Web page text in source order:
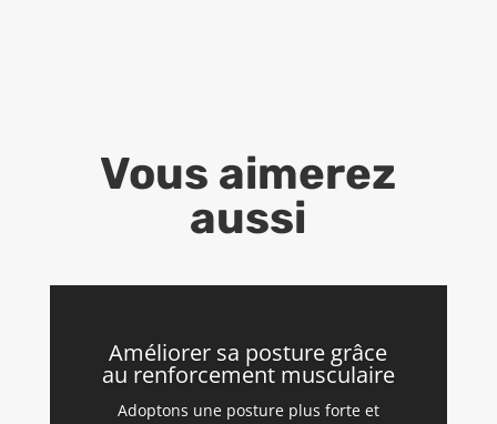
Vous aimerez
aussi
Améliorer sa posture grâce
au renforcement musculaire
Adoptons une posture plus forte et